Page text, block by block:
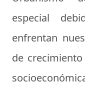
especial
enfrentan
de